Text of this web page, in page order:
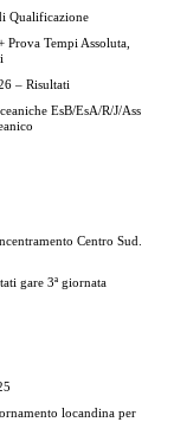
Qualificazione
Prova Tempi Assoluta,
– Risultati
EsB/EsA/R/J/Ass
Centro Sud.
gare 3ª giornata
locandina per